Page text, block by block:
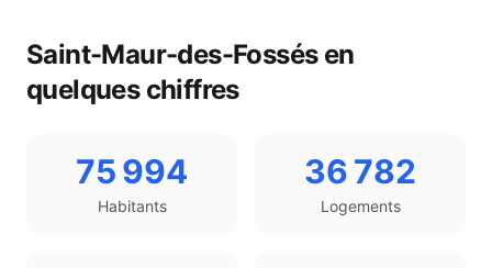
Saint-Maur-des-Fossésen
quelques chiffres
75 994
Habitants
36 782
Logements